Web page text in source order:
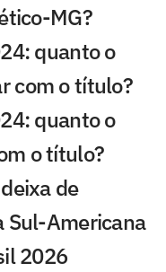
MG?
quanto o
com o título?
quanto o
o título?
de
Sul-Americana
2026